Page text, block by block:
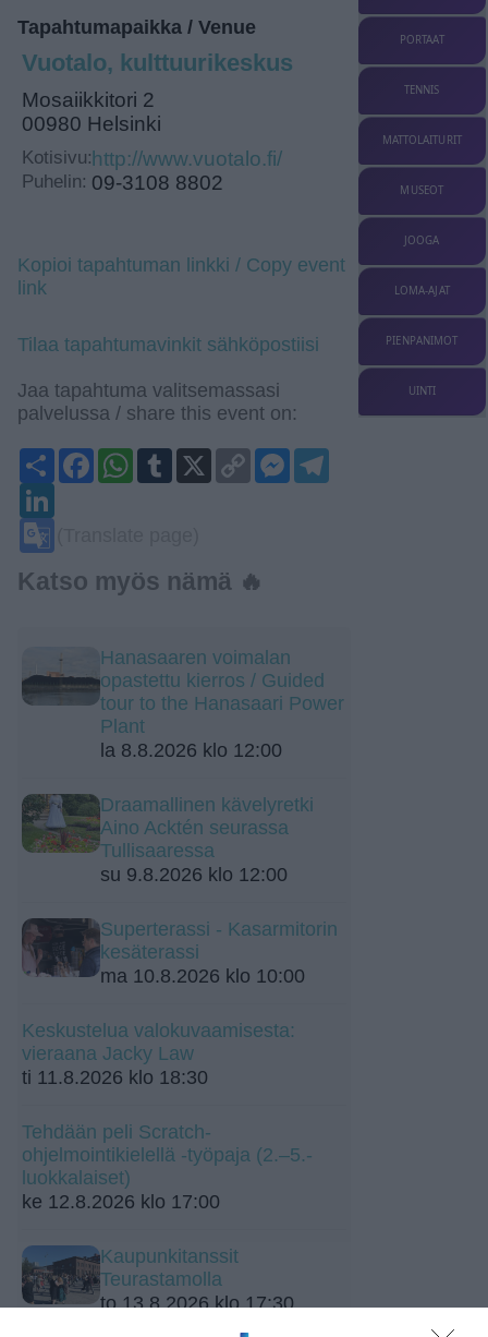
Tapahtumapaikka / Venue
Vuotalo, kulttuurikeskus
Mosaiikkitori 2
00980 Helsinki
Kotisivu: http://www.vuotalo.fi/
Puhelin: 09-3108 8802
Kopioi tapahtuman linkki / Copy event
link
Tilaa tapahtumavinkit sähköpostiisi
Jaa tapahtuma valitsemassasi
palvelussa / share this event on:
ShareFacebook
WhatsApp
Tumblr
Copy
Link
Messenger
Katso myös nämä 🔥
Hanasaaren voimalan
opastettu kierros / Guided
tour to the Hanasaari Power
Plant
la 8.8.2026 klo 12:00
Draamallinen kävelyretki
Aino Acktén seurassa
Tullisaaressa
su 9.8.2026 klo 12:00
Superterassi - Kasarmitorin
kesäterassi
ma 10.8.2026 klo 10:00
Keskustelua valokuvaamisesta:
vieraana Jacky Law
ti 11.8.2026 klo 18:30
Tehdään peli Scratch-
ohjelmointikielellä -työpaja (2.–5.-
luokkalaiset)
ke 12.8.2026 klo 17:00
Kaupunkitanssit
Teurastamolla
to 13.8.2026 klo 17:30
PORTAAT
TENNIS
MATTOLAITURIT
MUSEOT
JOOGA
LOMA-AJAT
PIENPANIMOT
UINTI